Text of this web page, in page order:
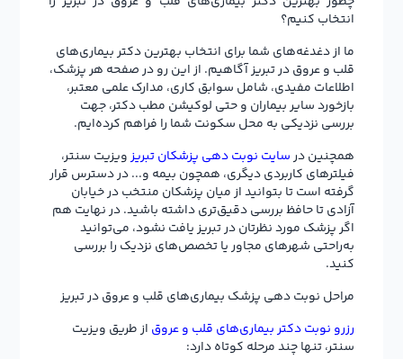
انتخاب کنیم؟
ما از دغدغه‌های شما برای انتخاب بهترین دکتر بیماری‌های
قلب و عروق در تبریز آگاهیم. از این رو در صفحه هر پزشک،
اطلاعات مفیدی، شامل سوابق کاری، مدارک علمی معتبر،
بازخورد سایر بیماران و حتی لوکیشن مطب دکتر، جهت
بررسی نزدیکی به محل سکونت شما را فراهم کرده‌ایم.
همچنین درسایت نوبت دهی پزشکان تبریزویزیت سنتر،
فیلترهای کاربردی دیگری، همچون بیمه و... در دسترس قرار
گرفته است تا بتوانید از میان پزشکان منتخب در خیابان
آزادی تا حافظ بررسی دقیق‌تری داشته باشید. در نهایت هم
اگر پزشک مورد نظرتان در تبریز یافت نشود، می‌توانید
به‌راحتی شهرهای مجاور یا تخصص‌های نزدیک را بررسی
کنید.
مراحل نوبت دهی پزشک بیماری‌های قلب و عروق در تبریز
رزرو نوبت دکتر بیماری‌های قلب و عروق از طریق ویزیت
سنتر، تنها چند مرحله کوتاه دارد: